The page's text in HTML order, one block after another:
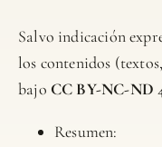
Salvo indicación
los contenidos
bajo CC BY-NC-ND
Resumen: